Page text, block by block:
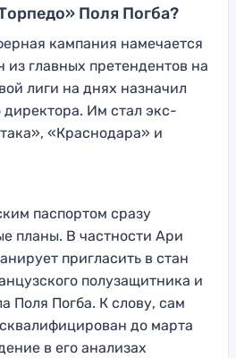
Поля Погба?
кампания намечается
из главных претендентов на
лиги на днях назначил
директора. Им стал экс-
«Краснодара» и
паспортом сразу
планы. В частности Ари
пригласить в стан
полузащитника и
Поля Погба. К слову, сам
до марта
в его анализах